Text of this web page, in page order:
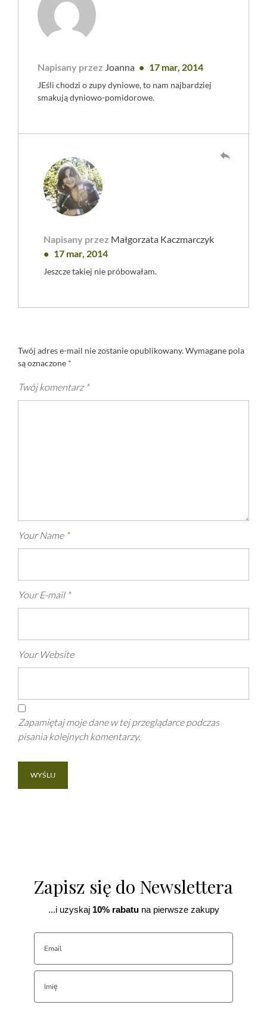
Napisany przez Joanna 17 mar, 2014
JEśli chodzi o zupy dyniowe, to nam najbardziej
smakują dyniowo-pomidorowe.
Napisany przez Małgorzata Kaczmarczyk
17 mar, 2014
Jeszcze takiej nie próbowałam.
reply
Twój adres e-mail nie zostanie opublikowany.Wymagane pola
są oznaczone *
Twój komentarz *
Your Name *
Your E-mail *
Your Website
Zapamiętaj moje dane w tej przeglądarce podczas
pisania kolejnych komentarzy.
Zapisz się do Newslettera
...i uzyskaj10% rabatuna pierwsze zakupy